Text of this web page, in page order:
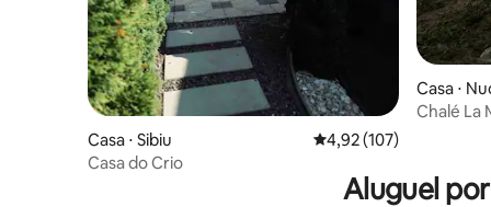
Casa ⋅ Sibiu 4,92 de uma avaliação
4,92 (107)
Casa do Crio
Casa ⋅
Chalé La
Aluguel